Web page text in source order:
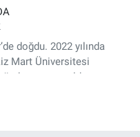
doğdu. 2022 yılında
Mart Üniversitesi
mezun oldu.
devam eden gazeteci, 2022
başladı. Meslek